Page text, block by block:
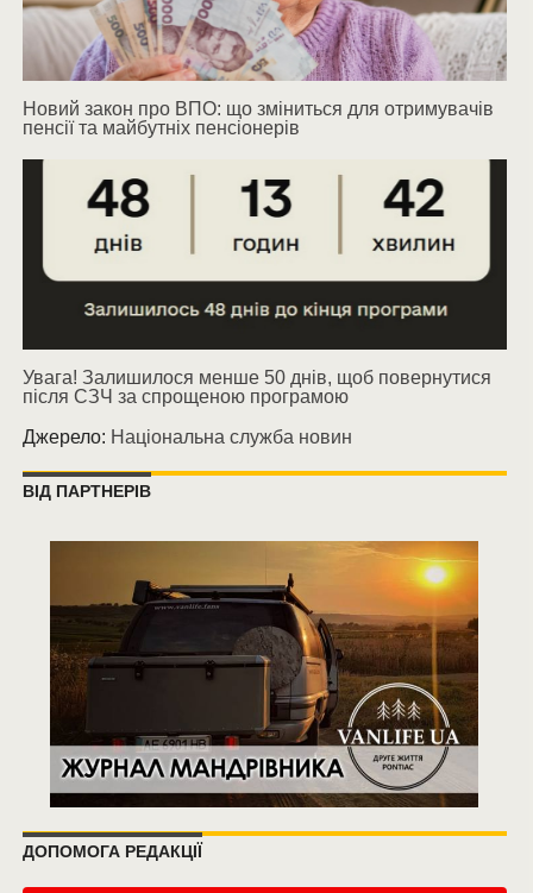
Новий закон про ВПО: що зміниться для отримувачів
пенсії та майбутніх пенсіонерів
Увага! Залишилося менше 50 днів, щоб повернутися
після СЗЧ за спрощеною програмою
Джерело: Національна служба новин
ВІД ПАРТНЕРІВ
ДОПОМОГА РЕДАКЦІЇ